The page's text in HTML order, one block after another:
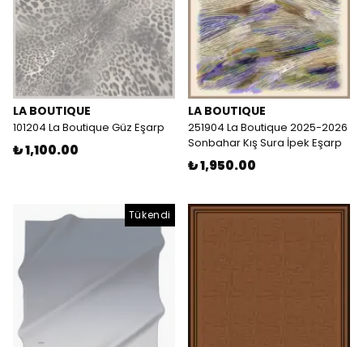
LA BOUTIQUE
101204 La Boutique Güz Eşarp
₺ 1,100.00
LA BOUTIQUE
251904 La Boutique 2025-2026
Sonbahar Kış Sura İpek Eşarp
₺ 1,950.00
Tükendi